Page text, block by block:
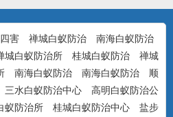
象：装修预防、活蚁杀灭、树木防
户泰2.5%联苯菊酯悬浮剂
害 禅城白蚁防治
南海白蚁防治
城白蚁防治所 桂城白蚁防治
禅城
南海白蚁防治 南海白蚁防治
顺
三水白蚁防治中心
高明白蚁防治公
蚁防治所 桂城白蚁防治中心
盐步